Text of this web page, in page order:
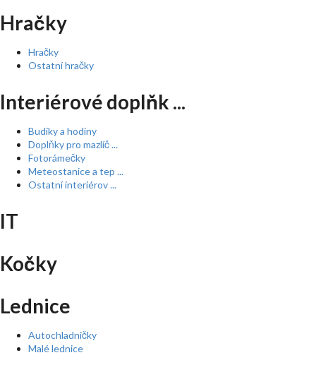
Hračky
Hračky
Ostatní hračky
Interiérové doplňk ...
Budíky a hodiny
Doplňky pro mazlíč ...
Fotorámečky
Meteostanice a tep ...
Ostatní interiérov ...
IT
Kočky
Lednice
Autochladničky
Malé lednice